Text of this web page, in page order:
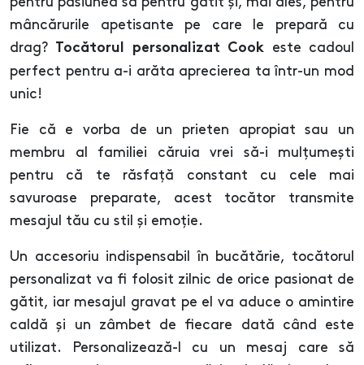
mâncărurile apetisante pe care le prepară cu
drag?
Tocătorul personalizat Cook este cadoul
perfect pentru a-i arăta aprecierea ta într-un mod
unic!
Fie că e vorba de un prieten apropiat sau un
membru al familiei căruia vrei să-i mulțumești
pentru că te răsfață constant cu cele mai
savuroase preparate, acest tocător transmite
mesajul tău cu stil și emoție.
Un accesoriu indispensabil în bucătărie, tocătorul
personalizat va fi folosit zilnic de orice pasionat de
gătit, iar mesajul gravat pe el va aduce o amintire
caldă și un zâmbet de fiecare dată când este
utilizat. Personalizează-l cu un mesaj care să